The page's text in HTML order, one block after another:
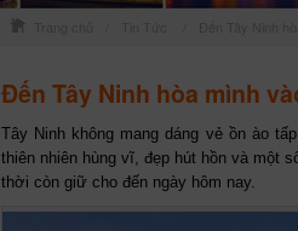
Đến Tây Ninh hòa mình
Tây Ninh không mang dáng vẻ ồn ào
thiên nhiên hùng vĩ, đẹp hút hồn và một
thời còn giữ cho đến ngày hôm nay.